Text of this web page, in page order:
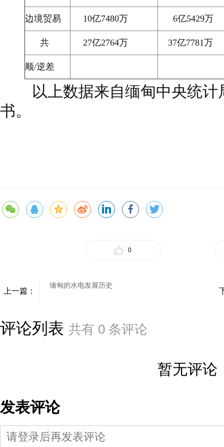
边境贸易 10亿7480万 6亿5429万
共 27亿2764万 37亿7781万
顺/逆差
以上数据来自缅甸中央统
书。
0
上一篇：
缅甸的水电发展历史
评论列表 共有 0 条评论
暂无评论
发表评论